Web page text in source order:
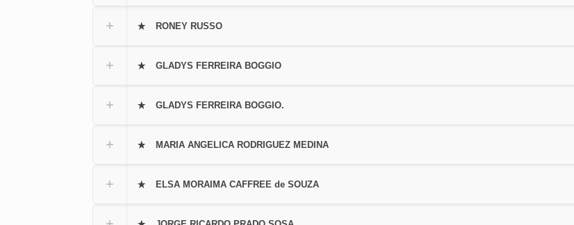
RONEY RUSSO
GLADYS FERREIRA BOGGIO
GLADYS FERREIRA BOGGIO.
MARIA ANGELICA RODRIGUEZ MEDINA
ELSA MORAIMA CAFFREE de SOUZA